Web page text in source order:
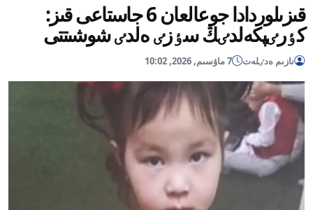
قىزىلوردادا جوعالعان 6 جاستاعى قىز:
كٶرٸپكەلدٸڭ سٶزٸ ەلدٸ شوشىتتى
نازىم ەدٸلەت 7 ماۋسىم, 2026, 10:02